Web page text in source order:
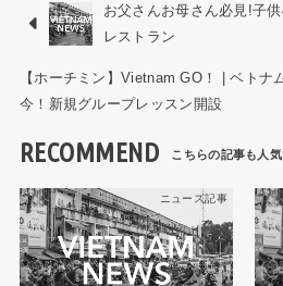
お父さんお母さん必見!子
レストラン
【ホーチミン】Vietnam GO！ | ベトナ
今！新規グループレッスン開設
RECOMMEND
ニュース記事